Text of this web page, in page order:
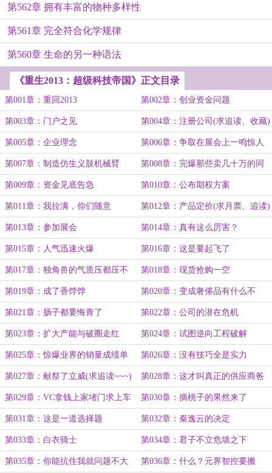
第562章 拥有丰富的物种多样性
第561章 完全符合化学规律
第560章 生命的另一种语法
《重生2013：超级科技帝国》正文目录
第001章：重回2013 第002章：创业资金问题
第003章：门户之见 第004章：注册公司(求追读、收藏)
第005章：企业理念 第006章：争取在展会上一鸣惊人
第007章：制造仿生义肢机械臂 第008章：完爆那些卖几十万的同
类竞品
第009章：资金见底告急 第010章：公布期权方案
第011章：我拉满，你们随意 第012章：产品定价(求月票、追读)
第013章：参加展会 第014章：真有这么厉害？
第015章：人气迅速火爆 第016章：这是要起飞了
第017章：独角兽的气质压都压不
住
第018章：现货抢购一空
第019章：成了香饽饽 第020章：变成奢侈品有什么不
好？
第021章：肠子都要悔青了 第022章：公司的潜在危机
第023章：扩大产能与破圈走红 第024章：试图逆向工程破解
第025章：惊爆业界的销量成绩单 第026章：没有技巧全是实力
第027章：献祭了立威(求追读~~~) 第028章：这才叫真正的供应商爸
爸
第029章：VC拿钱上家堵门求上车 第030章：摘桃子的果然来了
第031章：这是一道选择题 第032章：秦逸云的决定
第033章：白衣骑士 第034章：君子不立危墙之下
第035章：你能抗住我就问题不大 第036章：什么？元界智控要搬